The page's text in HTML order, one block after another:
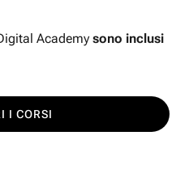
Academy sono inclusi
I CORSI